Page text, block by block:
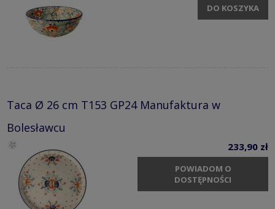
DO KOSZYKA
Taca Ø 26 cm T153 GP24 Manufaktura w
Bolesławcu
233,90 zł
POWIADOM O
DOSTĘPNOŚCI